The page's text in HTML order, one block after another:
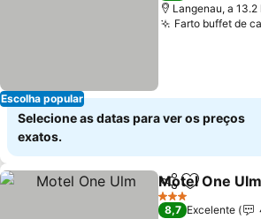
Escolha popular
Langenau, a 13.2
Farto buffet de
Selecione as datas para ver os preços
exatos.
PartilharAdicionar
Motel One Ulm
3 Estrelas
8,7 Excelente